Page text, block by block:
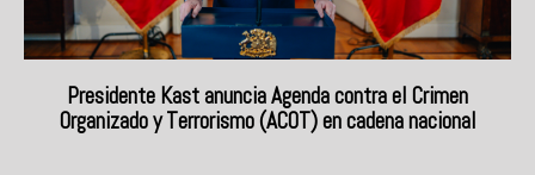
Presidente Kast anuncia Agenda contra el Crimen
Organizado y Terrorismo (ACOT) en cadena nacional